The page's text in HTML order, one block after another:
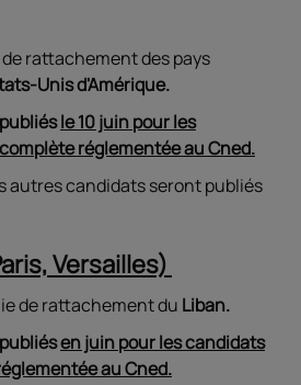
rattachement des pays
Unis d'Amérique.
le 10 juin pour les
réglementée au Cned.
autres candidats seront publiés
Versailles)
de rattachement du Liban.
en juin pour les candidats
au Cned.